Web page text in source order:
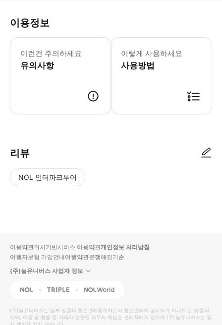
이용정보
이런건 주의하세요
유의사항
·저희 코스는 반드시 방문하시는 인
이렇게 사용하세요
사용방법
리뷰
NOL 인터파크투어
입니
다.
높
은
동
영
순
상
이용약관위치기반서비스 이용약관개인정보 처리방침
여행자보험 가입안내여행약관분쟁해결기준
(주)놀유니버스 사업자 정보
NOL Triple Interpark Global
(주)놀유니버스는 일부 상품의 통신판매중개자로서 통신판매의 당사자가 아니므로, 상품의
예약, 이용 및 환불 등 거래와 관련된 의무와 책임은 판매자에게 있으며 (주)놀유니버스는 일